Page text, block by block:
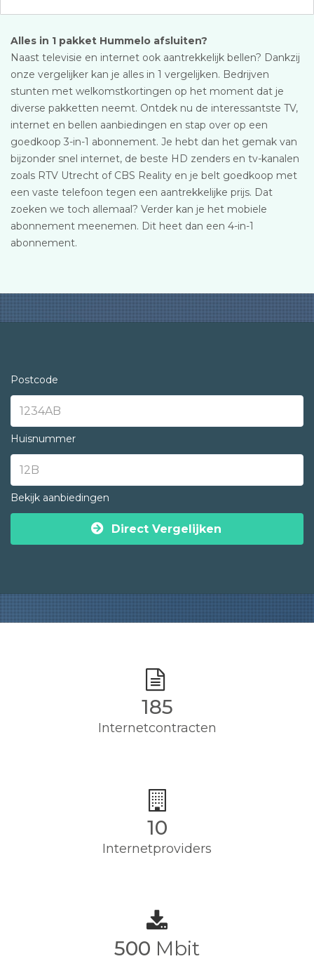
Alles in 1 pakket Hummelo afsluiten?
Naast televisie en internet ook aantrekkelijk bellen? Dankzij
onze vergelijker kan je alles in 1 vergelijken. Bedrijven
stunten met welkomstkortingen op het moment dat je
diverse pakketten neemt. Ontdek nu de interessantste TV,
internet en bellen aanbiedingen en stap over op een
goedkoop 3-in-1 abonnement. Je hebt dan het gemak van
bijzonder snel internet, de beste HD zenders en tv-kanalen
zoals RTV Utrecht of CBS Reality en je belt goedkoop met
een vaste telefoon tegen een aantrekkelijke prijs. Dat
zoeken we toch allemaal? Verder kan je het mobiele
abonnement meenemen. Dit heet dan een 4-in-1
abonnement.
Postcode
Huisnummer
Bekijk aanbiedingen
Direct Vergelijken
185
Internetcontracten
10
Internetproviders
500 Mbit